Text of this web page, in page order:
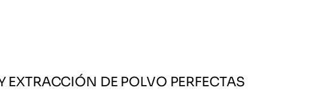
EXTRACCIÓN DE POLVO PERFECTAS